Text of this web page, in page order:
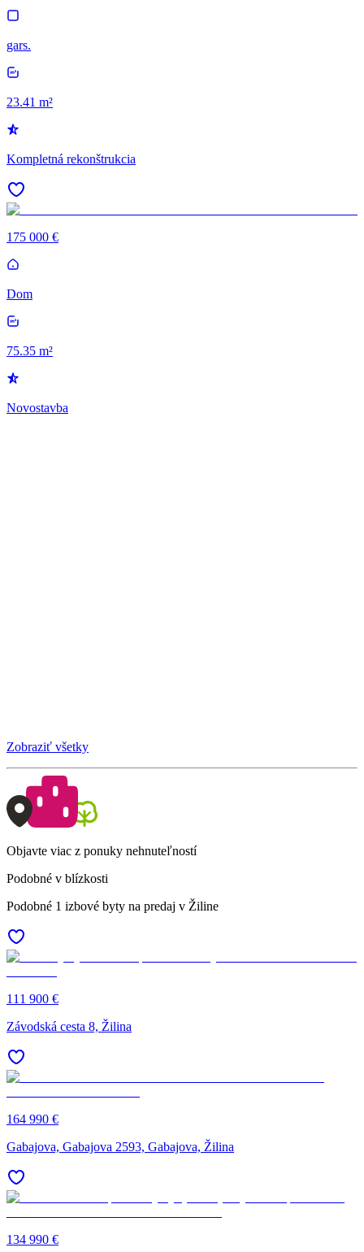
gars.
23.41 m²
Kompletná rekonštrukcia
175 000 €
Dom
75.35 m²
Novostavba
Zobraziť všetky
Objavte viac z ponuky nehnuteľností
Podobné v blízkosti
Podobné 1 izbové byty na predaj v Žiline
111 900 €
Závodská cesta 8, Žilina
164 990 €
Gabajova, Gabajova 2593, Gabajova, Žilina
134 990 €